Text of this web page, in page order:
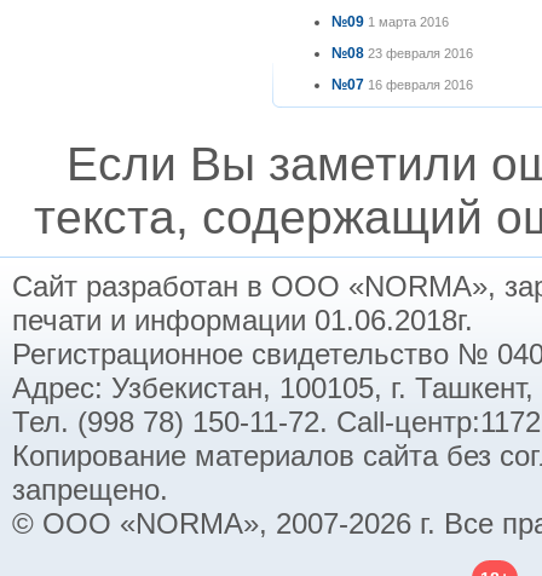
№09 1 марта 2016
№08 23 февраля 2016
№07 16 февраля 2016
Если Вы заметили
текста, содержащий
Сайт разработан в ООО «NORMA»,
печати и информации 01.06.2018г.
Регистрационное свидетельство №
Адрес: Узбекистан, 100105, г.
Тел. (998 78) 150-11-72. Call-
Копирование материалов сайта без
запрещено.
© ООО «NORMA», 2007-2026 г. Все